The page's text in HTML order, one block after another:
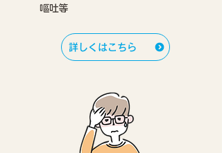
嘔吐等
詳しくはこちら